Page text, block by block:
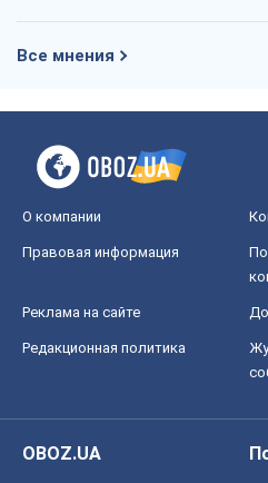
Все мнения
О компании
Правовая информация
Реклама на сайте
Редакционная политика
OBOZ.UA